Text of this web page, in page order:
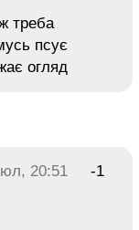
треба
псує
огляд
20:51 -1